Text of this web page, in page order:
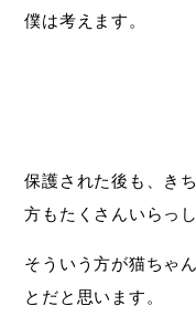
僕は考えます。
保護された後も、き
方もたくさんいらっ
そういう方が猫ちゃ
とだと思います。